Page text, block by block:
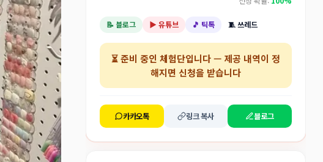
📝 블로그 ▶️ 유튜브 🎵 틱톡 🧵 쓰레드
⏳준비 중인 체험단입니다 — 제공 내역이 정
해지면 신청을 받습니다
카카오톡 링크 복사 블로그